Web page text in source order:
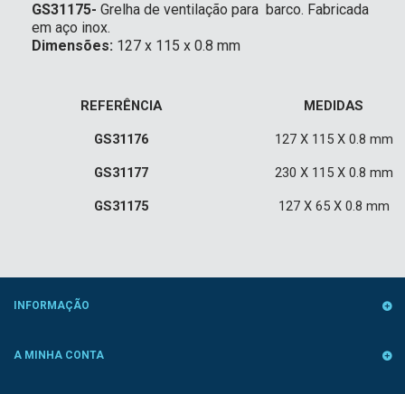
GS31175- Grelha de ventilação para barco. Fabricada
em aço inox.
Dimensões: 127 x 115 x 0.8 mm
REFERÊNCIA MEDIDAS
GS31176 127 X 115 X 0.8 mm
GS31177 230 X 115 X 0.8 mm
GS31175 127 X 65 X 0.8 mm
INFORMAÇÃO
A MINHA CONTA